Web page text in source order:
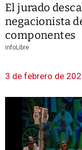
El jurado
negacionista
componentes
infoLibre
3 de febrero de